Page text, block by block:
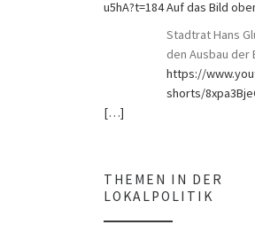
u5hA?t=184 Auf das Bild
Stadtrat Hans
den Ausbau der
https://
shorts/
[…]
THEMEN IN DER
LOKALPOLITIK